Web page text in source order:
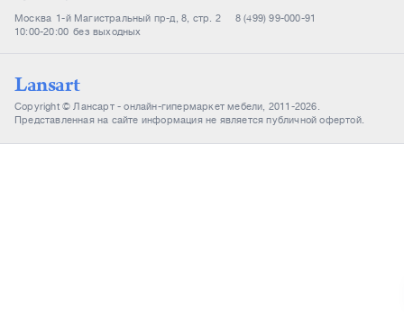
Москва 1-й Магистральный пр-д, 8, стр. 2
8 (499) 99-000-91
10:00-20:00 без выходных
Lansart
Copyright © Лансарт - онлайн-гипермаркет мебели, 2011-2026.
Представленная на сайте информация не является публичной офертой.